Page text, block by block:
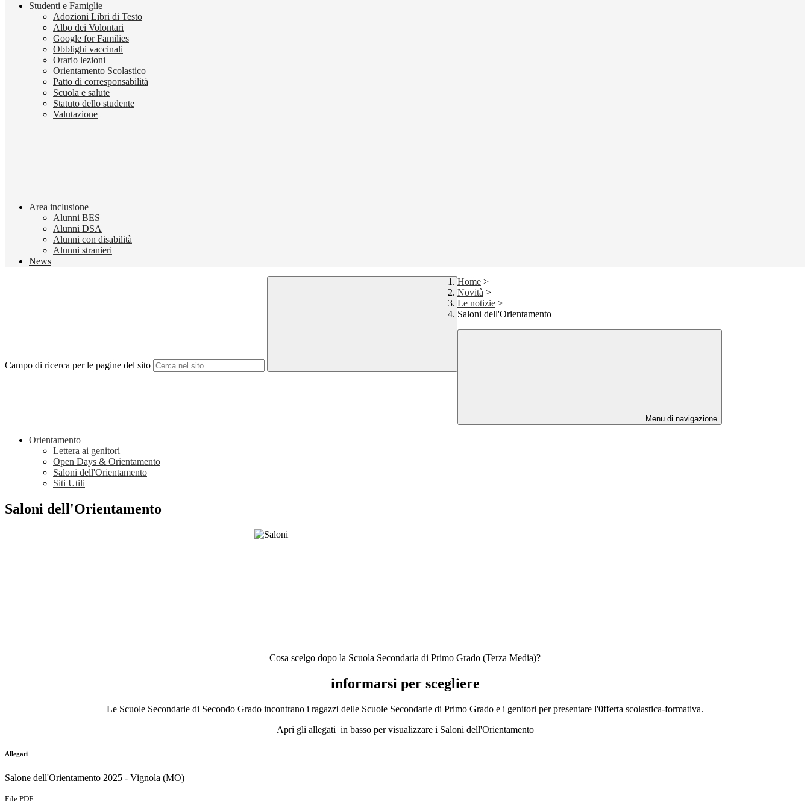
Studenti e Famiglie
Adozioni Libri di Testo
Albo dei Volontari
Google for Families
Obblighi vaccinali
Orario lezioni
Orientamento Scolastico
Patto di corresponsabilità
Scuola e salute
Statuto dello studente
Valutazione
Area inclusione
Alunni BES
Alunni DSA
Alunni con disabilità
Alunni stranieri
News
Campo di ricerca per le pagine del sito
Home >
Novità >
Le notizie >
Saloni dell'Orientamento
Menu di navigazione
Orientamento
Lettera ai genitori
Open Days & Orientamento
Saloni dell'Orientamento
Siti Utili
Saloni dell'Orientamento
Cosa scelgo dopo la Scuola Secondaria di Primo Grado (Terza Media)?
informarsi per scegliere
Le Scuole Secondarie di Secondo Grado incontrano i ragazzi delle Scuole Secondarie di Primo Grado e i genitori per presentare l'0fferta scolastica-formativa.
Apri gli allegati in basso per visualizzare i Saloni dell'Orientamento
Allegati
Salone dell'Orientamento 2025 - Vignola (MO)
File PDF